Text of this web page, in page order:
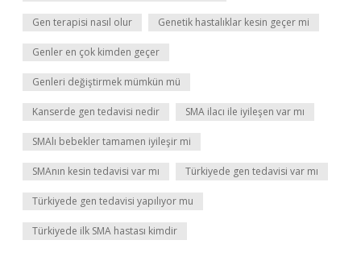
Gen terapisi nasıl olur Genetik hastalıklar kesin geçer mi
Genler en çok kimden geçer
Genleri değiştirmek mümkün mü
Kanserde gen tedavisi nedir SMA ilacı ile iyileşen var mı
SMAlı bebekler tamamen iyileşir mi
SMAnın kesin tedavisi var mı Türkiyede gen tedavisi var mı
Türkiyede gen tedavisi yapılıyor mu
Türkiyede ilk SMA hastası kimdir